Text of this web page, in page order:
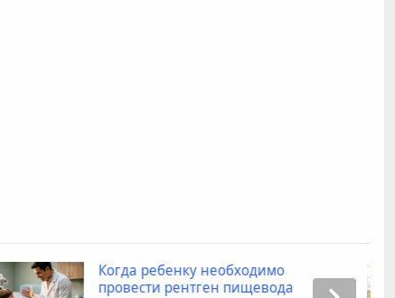
Промокоды для Яндекс Маркета:
как получить скидку при заказе